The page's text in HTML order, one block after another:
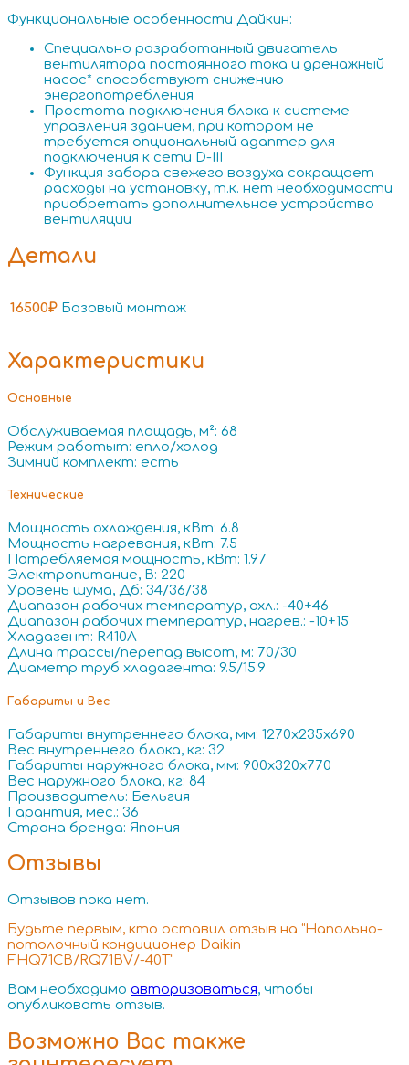
Функциональные особенности Дайкин:
Специально разработанный двигатель
вентилятора постоянного тока и дренажный
насос* способствуют снижению
энергопотребления
Простота подключения блока к системе
управления зданием, при котором не
требуется опциональный адаптер для
подключения к сети D-III
Функция забора свежего воздуха сокращает
расходы на установку, т.к. нет необходимости
приобретать дополнительное устройство
вентиляции
Детали
16500₽ Базовый монтаж
Характеристики
Основные
Обслуживаемая площадь, м²: 68
Режим работыт: епло/холод
Зимний комплект: есть
Технические
Мощность охлаждения, кВт: 6.8
Мощность нагревания, кВт: 7.5
Потребляемая мощность, кВт: 1.97
Электропитание, В: 220
Уровень шума, Дб: 34/36/38
Диапазон рабочих температур, охл.: -40+46
Диапазон рабочих температур, нагрев.: -10+15
Хладагент: R410A
Длина трассы/перепад высот, м: 70/30
Диаметр труб хладагента: 9.5/15.9
Габариты и Вес
Габариты внутреннего блока, мм: 1270x235x690
Вес внутреннего блока, кг: 32
Габариты наружного блока, мм: 900x320x770
Вес наружного блока, кг: 84
Производитель: Бельгия
Гарантия, мес.: 36
Страна бренда: Япония
Отзывы
Отзывов пока нет.
Будьте первым, кто оставил отзыв на “Напольно-
потолочный кондиционер Daikin
FHQ71CB/RQ71BV/-40T”
Вам необходимо авторизоваться, чтобы
опубликовать отзыв.
Возможно Вас также